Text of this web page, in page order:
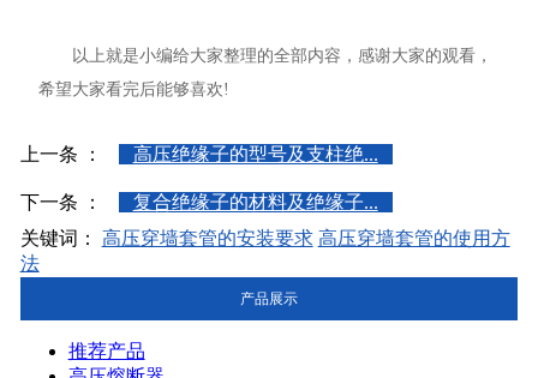
以上就是小编给大家整理的全部内容，感谢大家的观看，
希望大家看完后能够喜欢!
上一条 ： 高压绝缘子的型号及支柱绝...
下一条 ：
复合绝缘子的材料及绝缘子...
关键词： 高压穿墙套管的安装要求 高压穿墙套管的使用方
法
产品展示
推荐产品